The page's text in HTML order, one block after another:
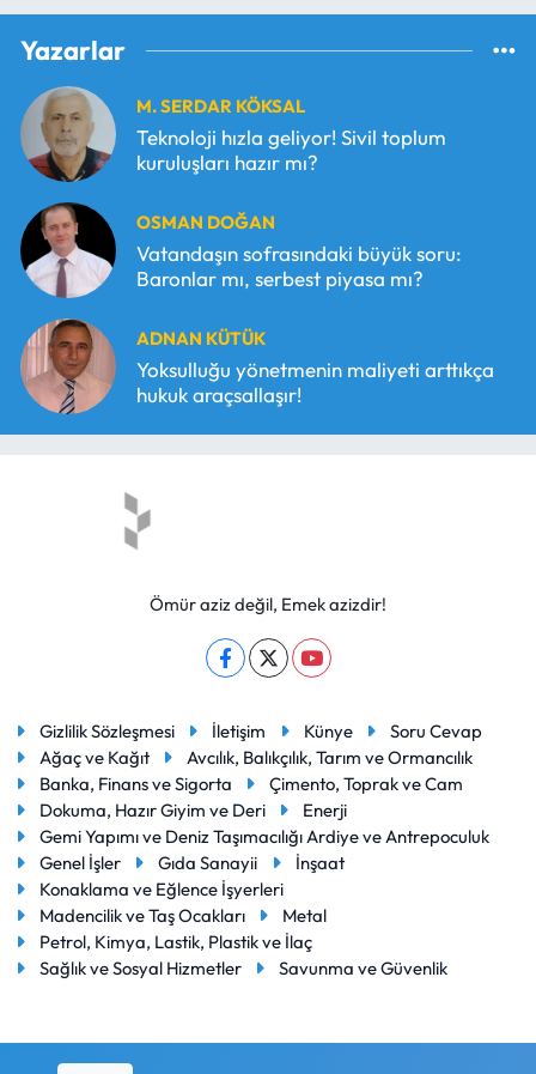
Yazarlar
M. SERDAR KÖKSAL
Teknoloji hızla geliyor! Sivil toplum
kuruluşları hazır mı?
OSMAN DOĞAN
Vatandaşın sofrasındaki büyük soru:
Baronlar mı, serbest piyasa mı?
ADNAN KÜTÜK
Yoksulluğu yönetmenin maliyeti arttıkça
hukuk araçsallaşır!
Ömür aziz değil, Emek azizdir!
Gizlilik Sözleşmesi İletişim Künye
Soru Cevap
Ağaç ve Kağıt
Avcılık, Balıkçılık, Tarım ve Ormancılık
Banka, Finans ve Sigorta
Çimento, Toprak ve Cam
Dokuma, Hazır Giyim ve Deri
Enerji
Gemi Yapımı ve Deniz Taşımacılığı Ardiye ve Antrepoculuk
Genel İşler
Gıda Sanayii
İnşaat
Konaklama ve Eğlence İşyerleri
Madencilik ve Taş Ocakları
Metal
Petrol, Kimya, Lastik, Plastik ve İlaç
Sağlık ve Sosyal Hizmetler
Savunma ve Güvenlik